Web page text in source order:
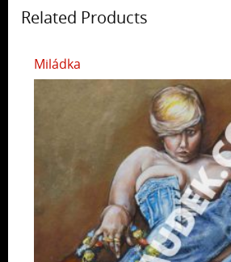
Related Products
Miládka